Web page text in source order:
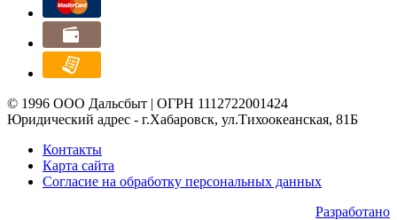
© 1996 ООО Дальсбыт | ОГРН 1112722001424
Юридический адрес - г.Хабаровск, ул.Тихоокеанская, 81Б
Контакты
Карта сайта
Согласие на обработку персональных данных
Разработано